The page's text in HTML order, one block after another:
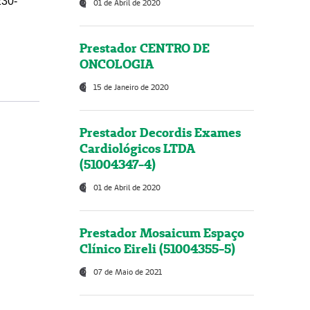
01 de Abril de 2020
Prestador CENTRO DE
ONCOLOGIA
15 de Janeiro de 2020
Prestador Decordis Exames
Cardiológicos LTDA
(51004347-4)
01 de Abril de 2020
Prestador Mosaicum Espaço
Clínico Eireli (51004355-5)
07 de Maio de 2021